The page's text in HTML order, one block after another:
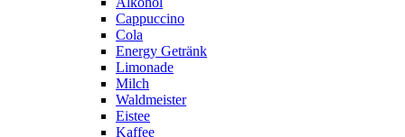
Cappuccino
Cola
Energy Getränk
Limonade
Milch
Waldmeister
Eistee
Kaffee